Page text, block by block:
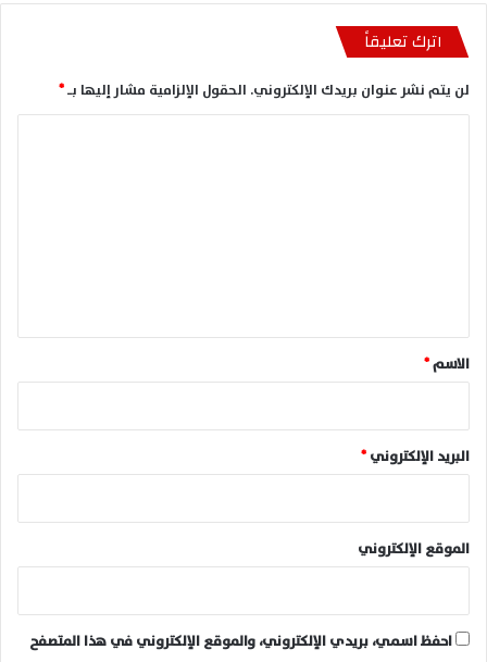
اترك تعليقاً
لن يتم نشر عنوان بريدك الإلكتروني. الحقول الإلزامية مشار إليها بـ*
*
الاسم*
البريد الإلكتروني*
الموقع الإلكتروني
احفظ اسمي، بريدي الإلكتروني، والموقع الإلكتروني في هذا المتصفح